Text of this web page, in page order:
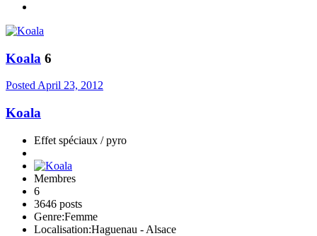
Koala 6
PostedApril 23, 2012
Koala
Effet spéciaux / pyro
Membres
6
3646 posts
Genre:Femme
Localisation:Haguenau - Alsace